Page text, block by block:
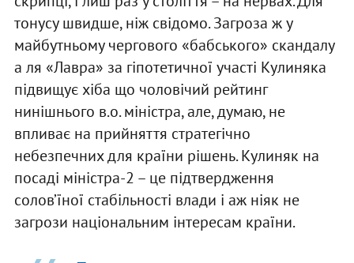
тонусу швидше, ніж свідомо. Загроза ж у
майбутньому чергового «бабського» скандалу
а ля «Лавра» за гіпотетичної участі Кулиняка
підвищує хіба що чоловічий рейтинг
нинішнього в.о. міністра, але, думаю, не
впливає на прийняття стратегічно
небезпечних для країни рішень. Кулиняк на
посаді міністра-2 – це підтвердження
солов’їної стабільності влади і аж ніяк не
загрози національним інтересам країни.